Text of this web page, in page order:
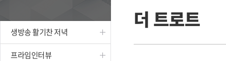
인생내컷
테마기행 길
생방송 활기찬 저녁
프라임인터뷰
더 트로트